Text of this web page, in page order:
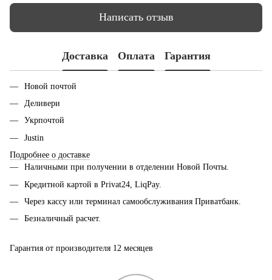
Написать отзыв
Доставка Оплата Гарантия
Новой почтой
Деливери
Укрпочтой
Justin
Подробнее о доставке
Наличными при получении в отделении Новой Почты.
Кредитной картой в Privat24, LiqPay.
Через кассу или терминал самообслуживания Приватбанк.
Безналичный расчет.
Гарантия от производителя 12 месяцев